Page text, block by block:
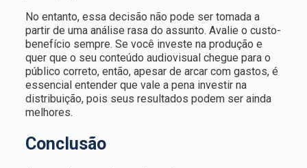
No entanto, essa decisão não pode ser tomada a
partir de uma análise rasa do assunto. Avalie o custo-
benefício sempre. Se você investe na produção e
quer que o seu conteúdo audiovisual chegue para o
público correto, então, apesar de arcar com gastos, é
essencial entender que vale a pena investir na
distribuição, pois seus resultados podem ser ainda
melhores.
Conclusão